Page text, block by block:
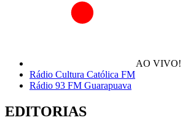
AO VIVO!
Rádio Cultura Católica FM
Rádio 93 FM Guarapuava
EDITORIAS